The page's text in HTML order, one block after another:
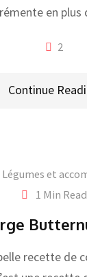
en
2
Continue
Légumes et
1 Min Read
recette de